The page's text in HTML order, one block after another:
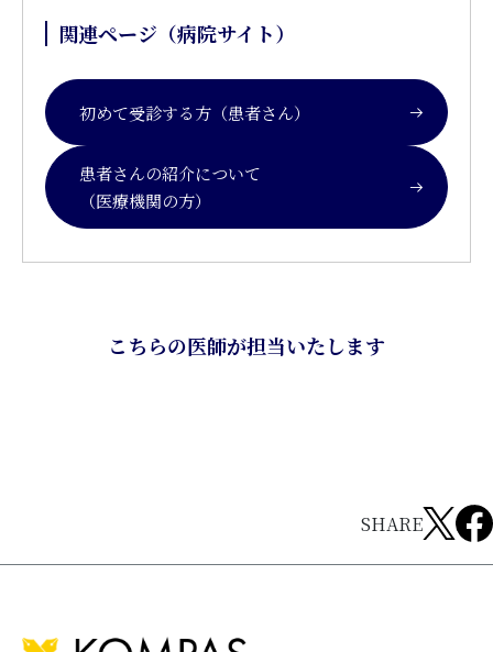
関連ページ（病院サイト）
初めて受診する方（患者さん）
患者さんの紹介について
（医療機関の方）
こちらの医師が担当いたします
SHARE